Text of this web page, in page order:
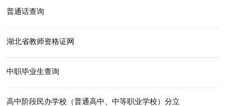
普通话查询
湖北省教师资格证网
中职毕业生查询
高中阶段民办学校（普通高中、中等职业学校）分立